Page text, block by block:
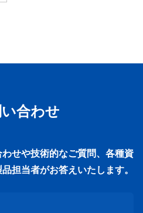
合わせ
せや技術的なご質問、各種資
担当者がお答えいたします。